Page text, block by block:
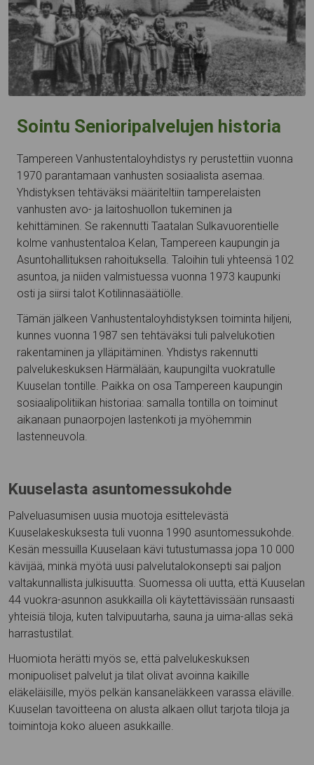
Sointu Senioripalvelujen historia
Tampereen Vanhustentaloyhdistys ry perustettiin vuonna
1970 parantamaan vanhusten sosiaalista asemaa.
Yhdistyksen tehtäväksi määriteltiin tamperelaisten
vanhusten avo- ja laitoshuollon tukeminen ja
kehittäminen. Se rakennutti Taatalan Sulkavuorentielle
kolme vanhustentaloa Kelan, Tampereen kaupungin ja
Asuntohallituksen rahoituksella. Taloihin tuli yhteensä 102
asuntoa, ja niiden valmistuessa vuonna 1973 kaupunki
osti ja siirsi talot Kotilinnasäätiölle.
Tämän jälkeen Vanhustentaloyhdistyksen toiminta hiljeni,
kunnes vuonna 1987 sen tehtäväksi tuli palvelukotien
rakentaminen ja ylläpitäminen. Yhdistys rakennutti
palvelukeskuksen Härmälään, kaupungilta vuokratulle
Kuuselan tontille. Paikka on osa Tampereen kaupungin
sosiaalipolitiikan historiaa: samalla tontilla on toiminut
aikanaan punaorpojen lastenkoti ja myöhemmin
lastenneuvola.
Kuuselasta asuntomessukohde
Palveluasumisen uusia muotoja esittelevästä
Kuuselakeskuksesta tuli vuonna 1990 asuntomessukohde.
Kesän messuilla Kuuselaan kävi tutustumassa jopa 10 000
kävijää, minkä myötä uusi palvelutalokonsepti sai paljon
valtakunnallista julkisuutta. Suomessa oli uutta, että Kuuselan
44 vuokra-asunnon asukkailla oli käytettävissään runsaasti
yhteisiä tiloja, kuten talvipuutarha, sauna ja uima-allas sekä
harrastustilat.
Huomiota herätti myös se, että palvelukeskuksen
monipuoliset palvelut ja tilat olivat avoinna kaikille
eläkeläisille, myös pelkän kansaneläkkeen varassa eläville.
Kuuselan tavoitteena on alusta alkaen ollut tarjota tiloja ja
toimintoja koko alueen asukkaille.